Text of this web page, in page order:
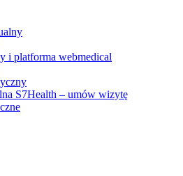
i platforma webmedical
S7Health – umów wizytę